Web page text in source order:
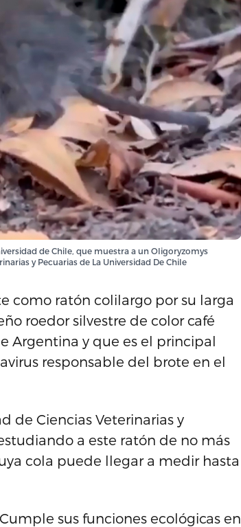
de Chile, que muestra a un Oligoryzomys
y Pecuarias de La Universidad De Chile
como ratón colilargo por su larga
roedor silvestre de color café
Argentina y que es el principal
responsable del brote en el
de Ciencias Veterinarias y
a este ratón de no más
cola puede llegar a medir hasta
sus funciones ecológicas en